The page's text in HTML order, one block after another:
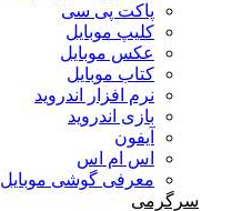
پاکت پی سی
کلیپ موبایل
عکس موبایل
کتاب موبایل
نرم افزار اندروید
بازی اندروید
آیفون
اس ام اس
معرفی گوشی موبایل
سرگرمی